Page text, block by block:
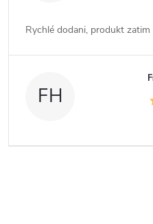
Rychlé dodani, produkt
FH